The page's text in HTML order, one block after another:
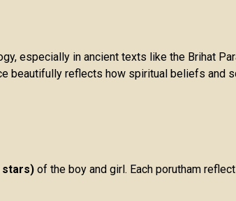
in ancient texts like the Brihat
beautifully reflects how spiritual beliefs and
stars) of the boy and girl. Each porutham